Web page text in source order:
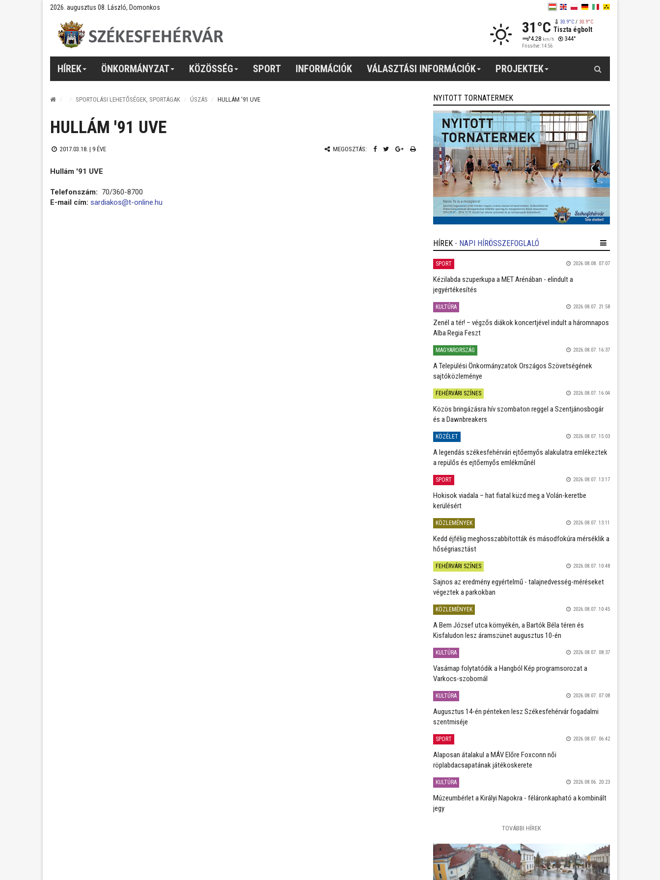
2026. augusztus 08. László, Domonkos
31°C 30.9°C/ 30.9°C
Tiszta égbolt
4.28 km/h 344°
Frissítve: 14:56
HÍREK ÖNKORMÁNYZAT KÖZÖSSÉG SPORT INFORMÁCIÓK VÁLASZTÁSI INFORMÁCIÓK PROJEKTEK
SPORTOLÁSI LEHETŐSÉGEK, SPORTÁGAK ÚSZÁS HULLÁM '91 UVE
HULLÁM '91 UVE
2017.03.18. | 9 ÉVE MEGOSZTÁS:
Hullám '91 UVE
Telefonszám: 70/360-8700
E-mail cím: sardiakos@t-online.hu
NYITOTT TORNATERMEK
HÍREK - NAPI HÍRÖSSZEFOGLALÓ
SPORT 2026.08.08. 07:07
Kézilabda szuperkupa a MET Arénában - elindult a
jegyértékesítés
KULTÚRA 2026.08.07. 21:58
Zenél a tér! – végzős diákok koncertjével indult a háromnapos
Alba Regia Feszt
MAGYARORSZÁG 2026.08.07. 16:37
A Települési Önkormányzatok Országos Szövetségének
sajtóközleménye
FEHÉRVÁRI SZÍNES 2026.08.07. 16:04
Közös bringázásra hív szombaton reggel a Szentjánosbogár
és a Dawnbreakers
KÖZÉLET 2026.08.07. 15:03
A legendás székesfehérvári ejtőernyős alakulatra emlékeztek
a repülős és ejtőernyős emlékműnél
SPORT 2026.08.07. 13:17
Hokisok viadala – hat fiatal küzd meg a Volán-keretbe
kerülésért
KÖZLEMÉNYEK 2026.08.07. 13:11
Kedd éjfélig meghosszabbították és másodfokúra mérséklik a
hőségriasztást
FEHÉRVÁRI SZÍNES 2026.08.07. 10:48
Sajnos az eredmény egyértelmű - talajnedvesség-méréseket
végeztek a parkokban
KÖZLEMÉNYEK 2026.08.07. 10:45
A Bem József utca környékén, a Bartók Béla téren és
Kisfaludon lesz áramszünet augusztus 10-én
KULTÚRA 2026.08.07. 08:37
Vasárnap folytatódik a Hangból Kép programsorozat a
Varkocs-szobornál
KULTÚRA 2026.08.07. 07:08
Augusztus 14-én pénteken lesz Székesfehérvár fogadalmi
szentmiséje
SPORT 2026.08.07. 06:42
Alaposan átalakul a MÁV Előre Foxconn női
röplabdacsapatának játékoskerete
KULTÚRA 2026.08.06. 20:23
Múzeumbérlet a Királyi Napokra - féláronkapható a kombinált
jegy
TOVÁBBI HÍREK